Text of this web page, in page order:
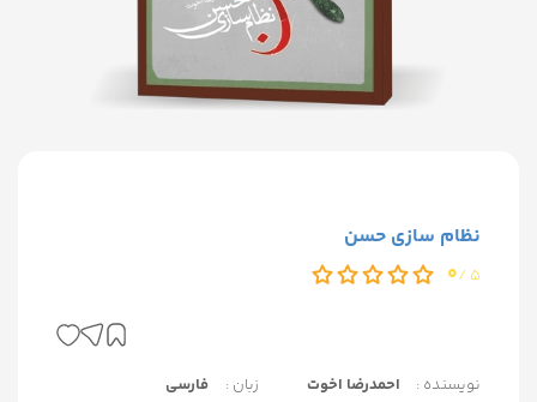
نظام سازی حسن
5 /
0
نویسنده :
احمدرضا اخوت
زبان :
فارسی